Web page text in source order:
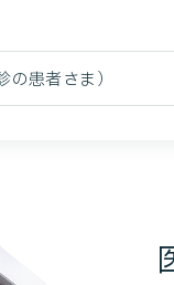
患者さま）